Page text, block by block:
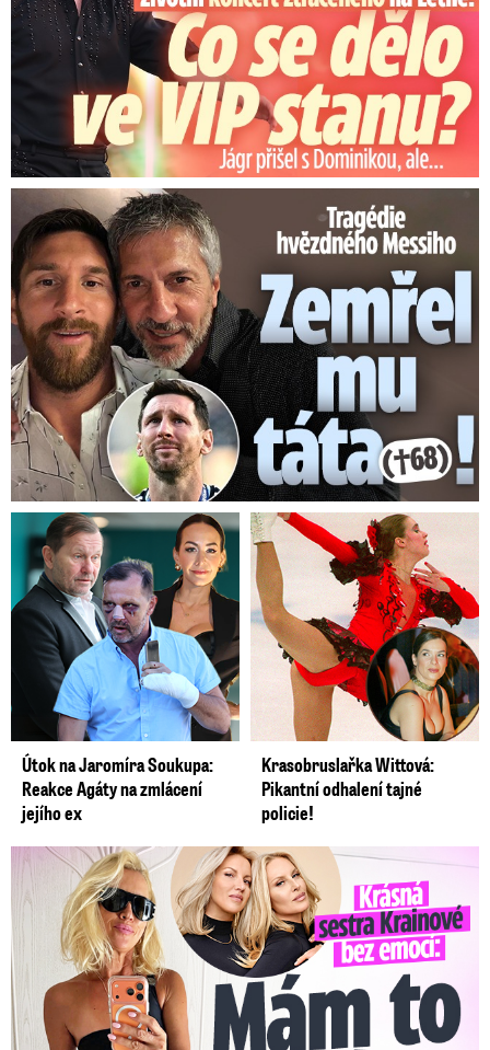
Tragédie hvězdného Messiho: Zemřel mu táta (†68)!
Útok na Jaromíra Soukupa:
Reakce Agáty na zmlácení
jejího ex
Krasobruslařka Wittová:
Pikantní odhalení tajné
policie!
Krásná sestra Krainové bez emocí: Mám to za pár…